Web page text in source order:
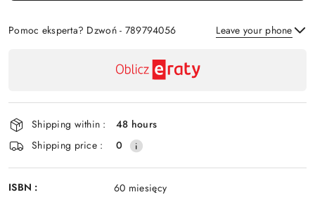
Pomoc eksperta? Dzwoń - 789794056 Leave your phone
and
delivery
Shipping within :
48 hours
Shipping price :
0
ISBN : 60 miesięcy